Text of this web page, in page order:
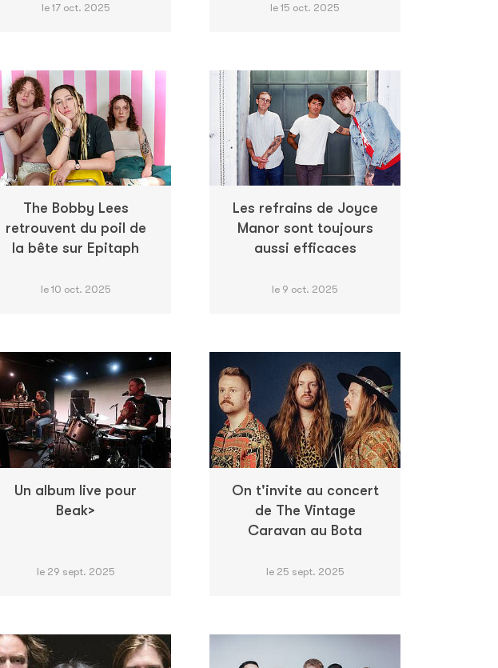
le 17 oct. 2025 le 15 oct. 2025
The Bobby Lees
retrouvent du poil de
la bête sur Epitaph
le 10 oct. 2025
Les refrains de Joyce
Manor sont toujours
aussi efficaces
le 9 oct. 2025
Un album live pour
Beak>
le 29 sept. 2025
On t'invite au concert
de The Vintage
Caravan au Bota
le 25 sept. 2025